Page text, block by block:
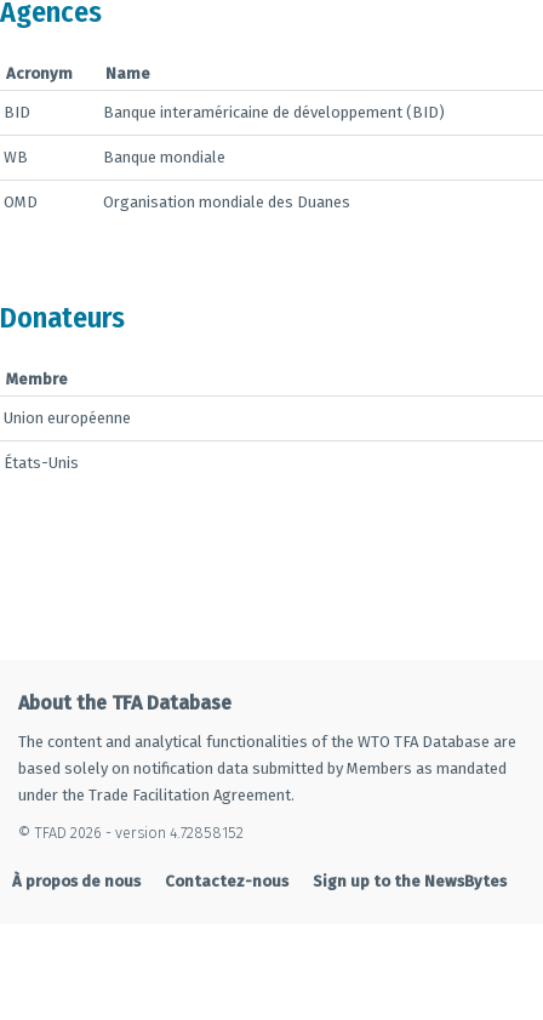
Agences
Acronym Name
BID Banque interaméricaine de développement (BID)
WB Banque mondiale
OMD Organisation mondiale des Duanes
Donateurs
Membre
Union européenne
États-Unis
About the TFA Database
The content and analytical functionalities of the WTO TFA Database are
based solely on notification data submitted by Members as mandated
under the Trade Facilitation Agreement.
© TFAD 2026 - version 4.72858152
À propos de nous Contactez-nous Sign up to the NewsBytes